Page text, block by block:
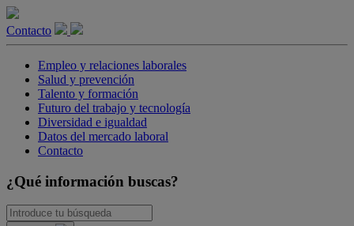
Contacto
Empleo y relaciones laborales
Salud y prevención
Talento y formación
Futuro del trabajo y tecnología
Diversidad e igualdad
Datos del mercado laboral
Contacto
¿Qué información buscas?